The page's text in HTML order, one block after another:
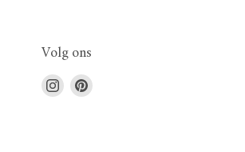
Volg ons
Vind
ons
Vind